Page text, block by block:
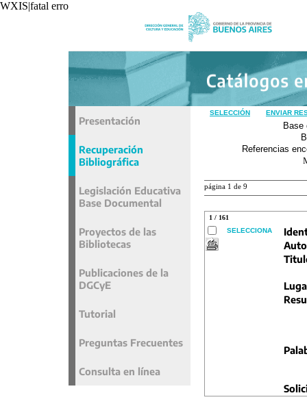
Presentación
Recuperación
Bibliográfica
Legislación Educativa
Base Documental
Proyectos de las
Bibliotecas
Publicaciones de la
DGCyE
Tutorial
Preguntas Frecuentes
Consulta en línea
SELECCIÓN ENVIAR
Base
Referencias
página 1 de 9
1 / 161
SELECCIONA
WXIS|fatal error|unavoidable|recxref/read|